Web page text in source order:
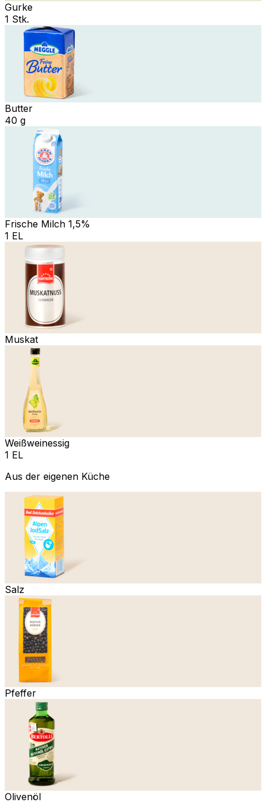
Gurke
1 Stk.
Butter
40 g
Frische Milch 1,5%
1 EL
Muskat
Weißweinessig
1 EL
Aus der eigenen Küche
Salz
Pfeffer
Olivenöl